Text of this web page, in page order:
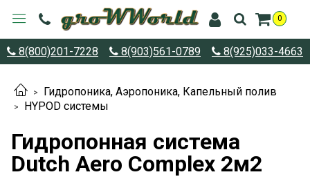
0
8(800)201-7228 8(903)561-0789 8(925)033-4663
Гидропоника, Аэропоника, Капельный полив
HYPOD системы
Гидропонная система
Dutch Aero Complex 2м2